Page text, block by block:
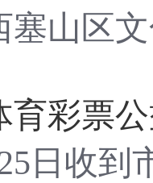
塞山区
育彩票
日收到